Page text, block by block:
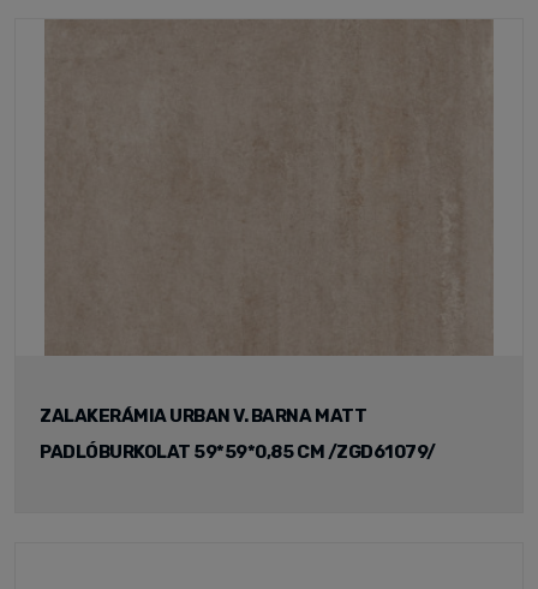
ZALAKERÁMIA URBAN V. BARNA MATT
PADLÓBURKOLAT 59*59*0,85 CM /ZGD61079/